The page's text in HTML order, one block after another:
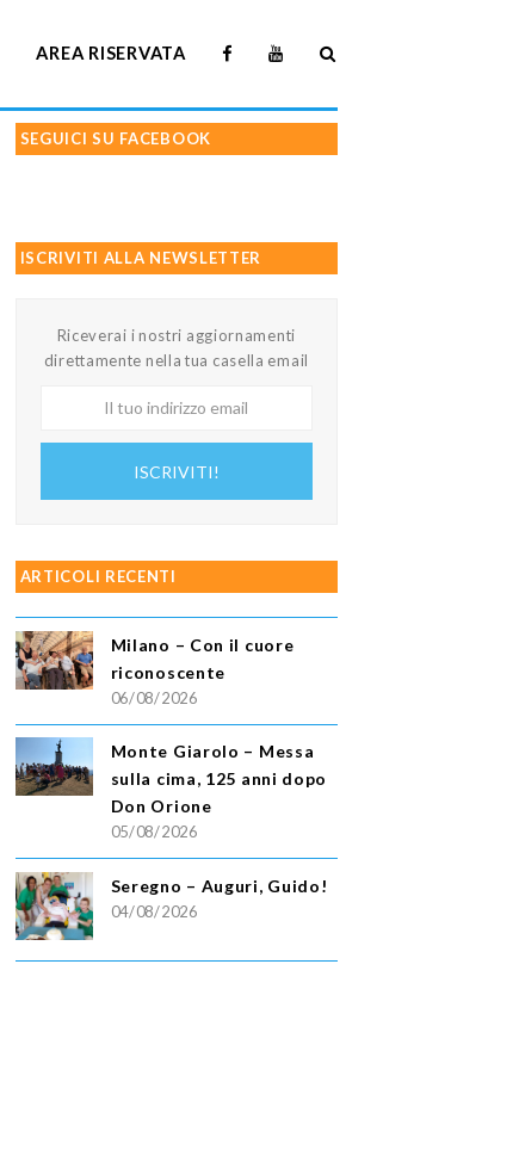
AREA RISERVATA
SEGUICI SU FACEBOOK
ISCRIVITI ALLA NEWSLETTER
Riceverai i nostri aggiornamenti
direttamente nella tua casella email
ISCRIVITI!
ARTICOLI RECENTI
Milano – Con il cuore
riconoscente
06/08/2026
Monte Giarolo – Messa
sulla cima, 125 anni dopo
Don Orione
05/08/2026
Seregno – Auguri, Guido!
04/08/2026